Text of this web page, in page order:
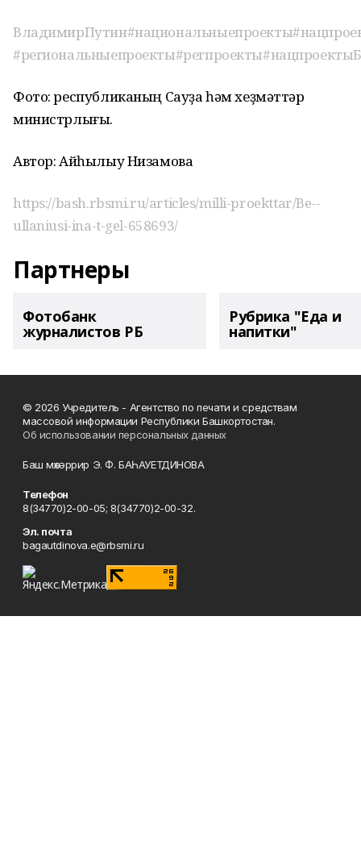
ВладимирПутин#национальныепроекты
#региональныепроекты#регпроекты
Фото: республиканың Сауҙа һәм хеҙмәттәр
министрлығы.
Автор: Айһылыу Низамова
https://bash.rbsmi.ru/articles/milli-proekttar/Be--
ullaniusi-ina-t-gel-658693/
Партнеры
Фотобанк
журналистов РБ
Рубрика "Еда и
напитки"
© 2026 Учредитель - Агентство по печати и средствам
массовой информации Республики Башкортостан.
Об использовании персональных данных
Баш мөхәррир Э. Ф. БАҺАУЕТДИНОВА
Телефон
8(34770)2-00-05; 8(34770)2-00-32.
Эл. почта
bagautdinova.e@rbsmi.ru